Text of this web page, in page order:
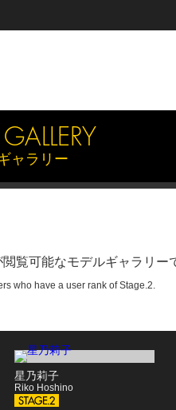
ャラリー
覧可能なモデルギャラリー
who have a user rank of Stage.2.
星乃莉子
Riko Hoshino